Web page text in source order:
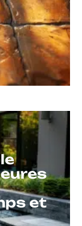
et